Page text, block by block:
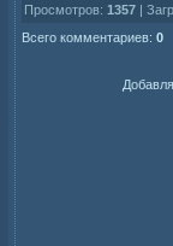
Просмотров: 1357 |
Всего комментариев: 0